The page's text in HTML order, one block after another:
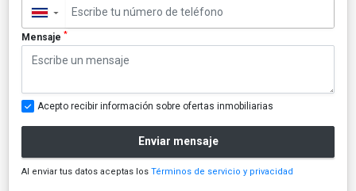
▼
Mensaje *
Acepto recibir información sobre ofertas inmobiliarias
Enviar mensaje
Al enviar tus datos aceptas los Términos de servicio y privacidad